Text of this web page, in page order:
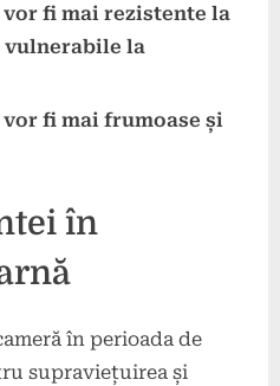
vor fi mai rezistente la
la
fi mai frumoase și
în
în perioada de
supraviețuirea și